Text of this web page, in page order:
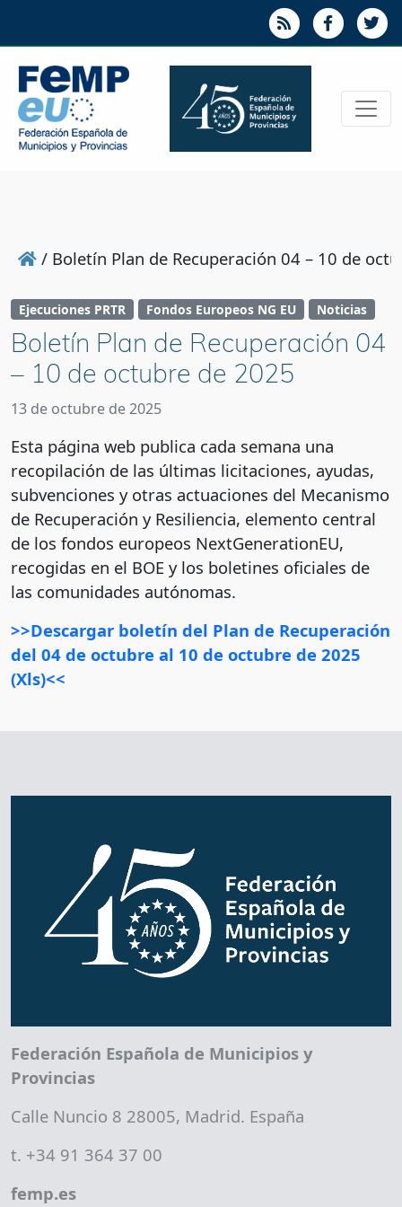
/ Boletín Plan de Recuperación 04 – 10 de
Ejecuciones PRTR Fondos Europeos NG EU Noticias
Boletín Plan de Recuperación 04
– 10 de octubre de 2025
13 de octubre de 2025
Esta página web publica cada semana una
recopilación de las últimas licitaciones, ayudas,
subvenciones y otras actuaciones del Mecanismo
de Recuperación y Resiliencia, elemento central
de los fondos europeos NextGenerationEU,
recogidas en el BOE y los boletines oficiales de
las comunidades autónomas.
>>Descargar boletín del Plan de Recuperación
del 04 de octubre al 10 de octubre de 2025
(Xls)<<
Federación Española de Municipios y
Provincias
Calle Nuncio 8 28005, Madrid. España
t. +34 91 364 37 00
femp.es